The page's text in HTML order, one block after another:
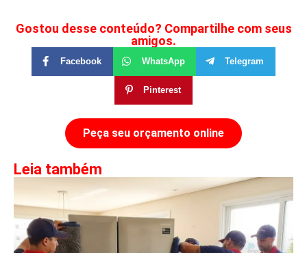
Gostou desse conteúdo? Compartilhe com seus
amigos.
Facebook WhatsApp Telegram
Pinterest
Peça seu orçamento online
Leia também